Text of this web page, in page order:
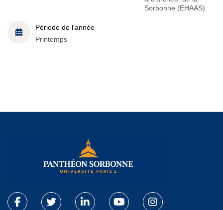
Sorbonne (EHAAS)
Période de l'année
Printemps